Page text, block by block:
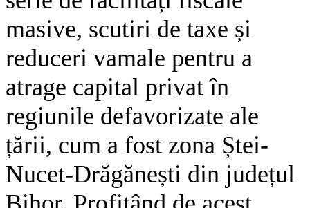
masive, scutiri de taxe și
reduceri vamale pentru a
atrage capital privat în
regiunile defavorizate ale
țării, cum a fost zona Ștei-
Nucet-Drăgănești din județul